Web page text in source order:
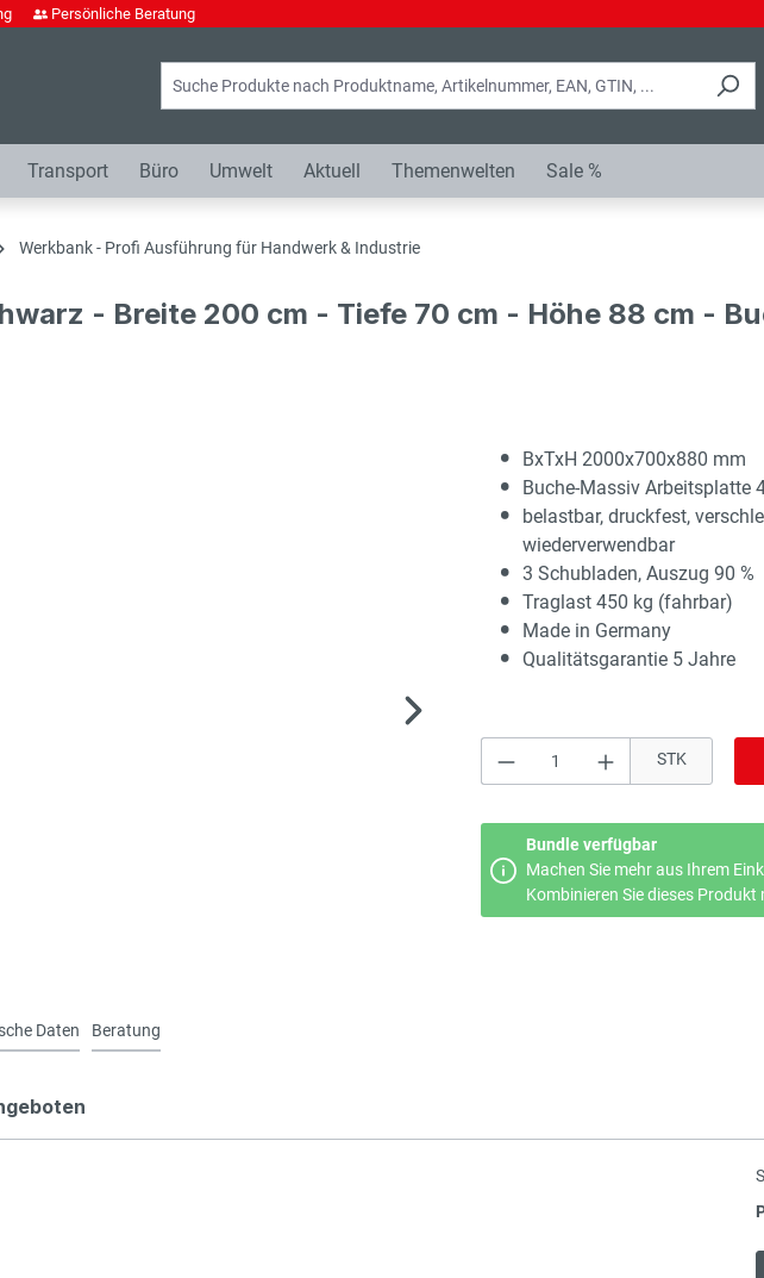
Persönliche Beratung
Transport Büro Umwelt Aktuell Themenwelten Sale %
Werkbank - Profi Ausführung für Handwerk & Industrie
- Breite 200 cm - Tiefe 70 cm - Höhe 88 cm -
BxTxH 2000x700x880 mm
Buche-Massiv Arbeitsplatte
belastbar, druckfest,
wiederverwendbar
3 Schubladen, Auszug 90 %
Traglast 450 kg (fahrbar)
Made in Germany
Qualitätsgarantie 5 Jahre
Produkt Anzahl: Gib
STK
Bundle verfügbar
Machen Sie mehr aus Ihrem
Kombinieren Sie dieses
Daten Beratung